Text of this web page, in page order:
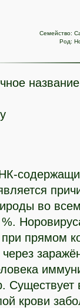
Семейство:
Род:
название
во
%.
прямом
крови